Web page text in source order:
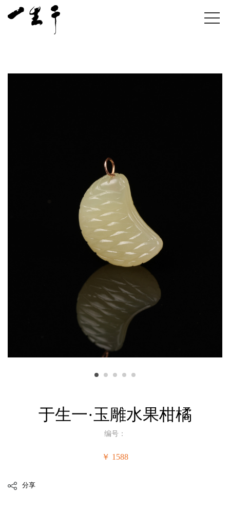
于生一·玉雕水果柑橘
编号：
￥ 1588
分享